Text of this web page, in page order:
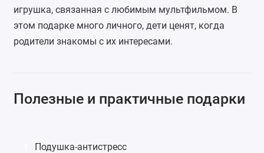
игрушка, связанная с любимым мультфильмом. В
этом подарке много личного, дети ценят, когда
родители знакомы с их интересами.
Полезные и практичные подарки
Подушка-антистресс